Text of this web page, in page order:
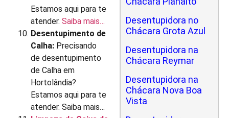
Estamos aqui para te
atender. Saiba mais…
Desentupimento de
Calha: Precisando
de desentupimento
de Calha em
Hortolândia?
Estamos aqui para te
atender. Saiba mais…
Desentupidora no
Chácara Grota Azul
Desentupidora na
Chácara Reymar
Desentupidora na
Chácara Nova Boa
Vista